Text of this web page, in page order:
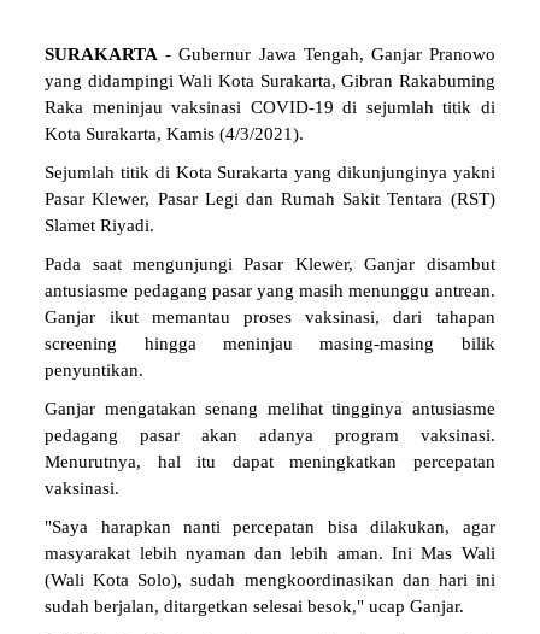
SURAKARTA- Gubernur Jawa Tengah, Ganjar Pranowo
yang didampingi Wali Kota Surakarta, Gibran Rakabuming
Raka meninjau vaksinasi COVID-19 di sejumlah titik di
Kota Surakarta, Kamis (4/3/2021).
Sejumlah titik di Kota Surakarta yang dikunjunginya yakni
Pasar Klewer, Pasar Legi dan Rumah Sakit Tentara (RST)
Slamet Riyadi.
Pada saat mengunjungi Pasar Klewer, Ganjar disambut
antusiasme pedagang pasar yang masih menunggu antrean.
Ganjar ikut memantau proses vaksinasi, dari tahapan
screening hingga meninjau masing-masing bilik
penyuntikan.
Ganjar mengatakan senang melihat tingginya antusiasme
pedagang pasar akan adanya program vaksinasi.
Menurutnya, hal itu dapat meningkatkan percepatan
vaksinasi.
"Saya harapkan nanti percepatan bisa dilakukan, agar
masyarakat lebih nyaman dan lebih aman. Ini Mas Wali
(Wali Kota Solo), sudah mengkoordinasikan dan hari ini
sudah berjalan, ditargetkan selesai besok," ucap Ganjar.